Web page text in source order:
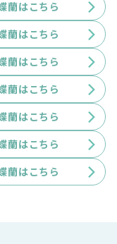
蘭はこちら
蘭はこちら
蘭はこちら
蘭はこちら
蘭はこちら
蘭はこちら
蘭はこちら